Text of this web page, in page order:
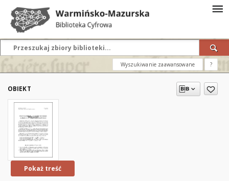
Wyszukiwanie zaawansowane ?
OBIEKT
Pokaż treść